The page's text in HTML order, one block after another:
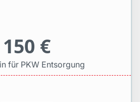
150 €
für PKW Entsorgung